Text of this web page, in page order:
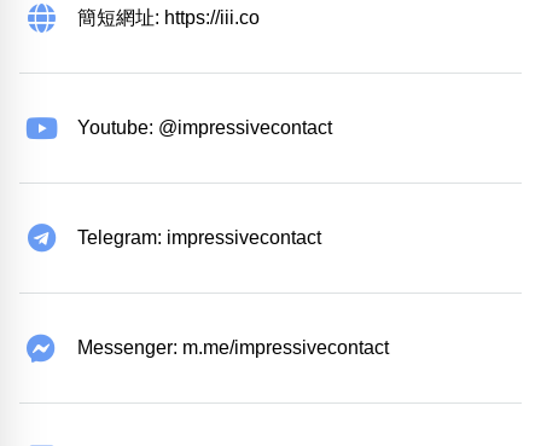
簡短網址: https://iii.co
Youtube: @impressivecontact
Telegram: impressivecontact
Messenger: m.me/impressivecontact